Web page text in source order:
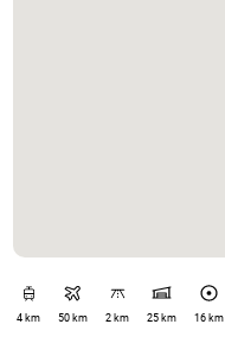
4 km 50 km 2 km 25 km 16 km